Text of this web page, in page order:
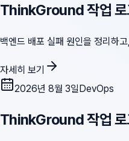
ThinkGround 작업
백엔드 배포 실패 원인을 정리하
자세히 보기
2026년 8월 3일DevOps
ThinkGround 작업